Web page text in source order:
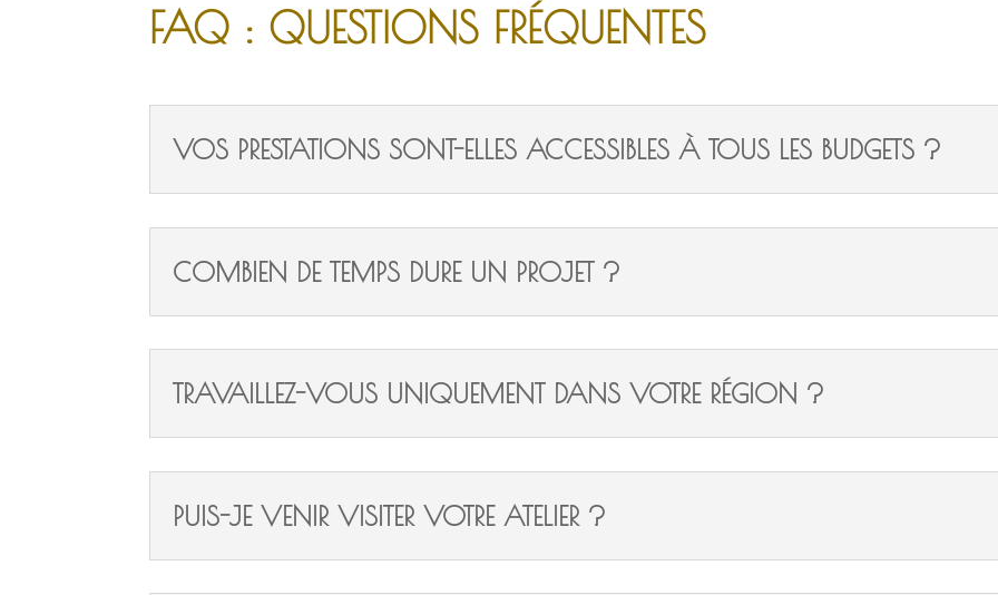
FAQ : QUESTIONS FRÉQUENTES
VOS PRESTATIONS SONT-ELLES ACCESSIBLES À TOUS LES BUDGETS ?
COMBIEN DE TEMPS DURE UN PROJET ?
TRAVAILLEZ-VOUS UNIQUEMENT DANS VOTRE RÉGION ?
PUIS-JE VENIR VISITER VOTRE ATELIER ?